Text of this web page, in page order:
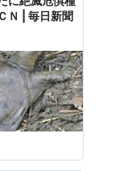
Ｎ | 毎日新聞